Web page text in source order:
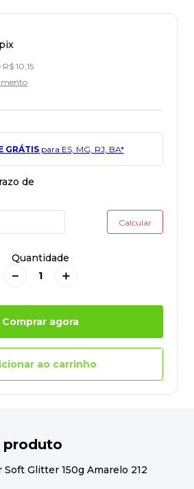
R$ 10,15
GRÁTISpara ES, MG, RJ, BA*
Quantidade
＋
－
Comprar agora
ao carrinho
produto
Soft Glitter 150g Amarelo 212